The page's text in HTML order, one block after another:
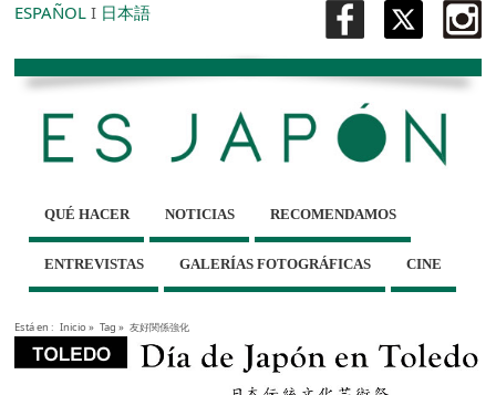
ESPAÑOL I 日本語
QUÉ HACER NOTICIAS RECOMENDAMOS
ENTREVISTAS GALERÍAS FOTOGRÁFICAS CINE
Está en : Inicio» Tag » 友好関係強化